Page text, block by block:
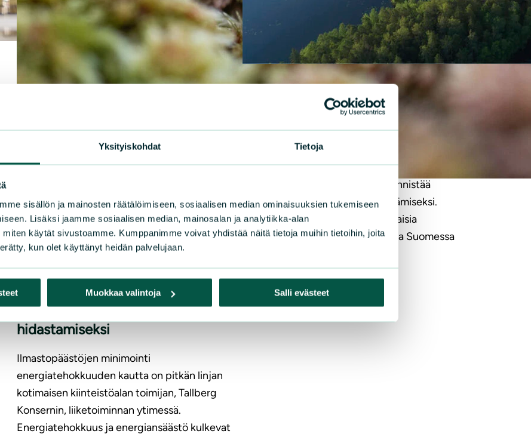
Yksityiskohdat Tietoja
sisällön ja mainosten räätälöimiseen, sosiaalisen median ominaisuuksien tukemiseen
Lisäksi jaamme sosiaalisen median, mainosalan ja analytiikka-alan
käytät sivustoamme. Kumppanimme voivat yhdistää näitä tietoja muihin tietoihin, joita
kun olet käyttänyt heidän palvelujaan.
Muokkaa valintoja Salli evästeet
|12.10.2022
Tallberg Konsernin ja Suomen luon­
non­suo­je­lu­lii­ton monivuotisen
yhteistyön keskiössä on teot il­mas­
ton­muu­tok­sen ja luontokadon
hidastamiseksi
Ilmastopäästöjen minimointi
energiatehokkuuden kautta on pitkän linjan
kotimaisen kiinteistöalan toimijan, Tallberg
Konsernin, liiketoiminnan ytimessä.
Energiatehokkuus ja energiansäästö kulkevat
24.2.2022
Suomalaiset voivat pysäyttää
suomalaisen luontokadon
Suomen luonnonsuojeluliitto käynnistää
kampanjan luontokadon pysäyttämiseksi.
Kampanjan aikana kerrotaan, millaisia
luontotekoja poliitikot, yritykset ja Suomessa
LUE LISÄÄ